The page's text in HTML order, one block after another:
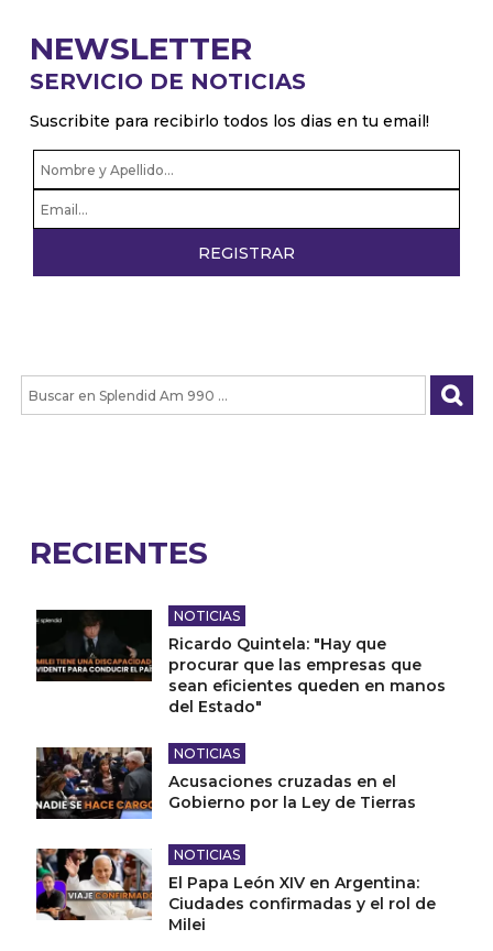
NEWSLETTER
SERVICIO DE NOTICIAS
Suscribite para recibirlo todos los dias en tu email!
RECIENTES
NOTICIAS
Ricardo Quintela: "Hay que
procurar que las empresas que
sean eficientes queden en manos
del Estado"
NOTICIAS
Acusaciones cruzadas en el
Gobierno por la Ley de Tierras
NOTICIAS
El Papa León XIV en Argentina:
Ciudades confirmadas y el rol de
Milei